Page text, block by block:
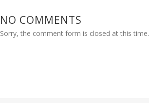
NO COMMENTS
Sorry, the comment form is closed at this time.